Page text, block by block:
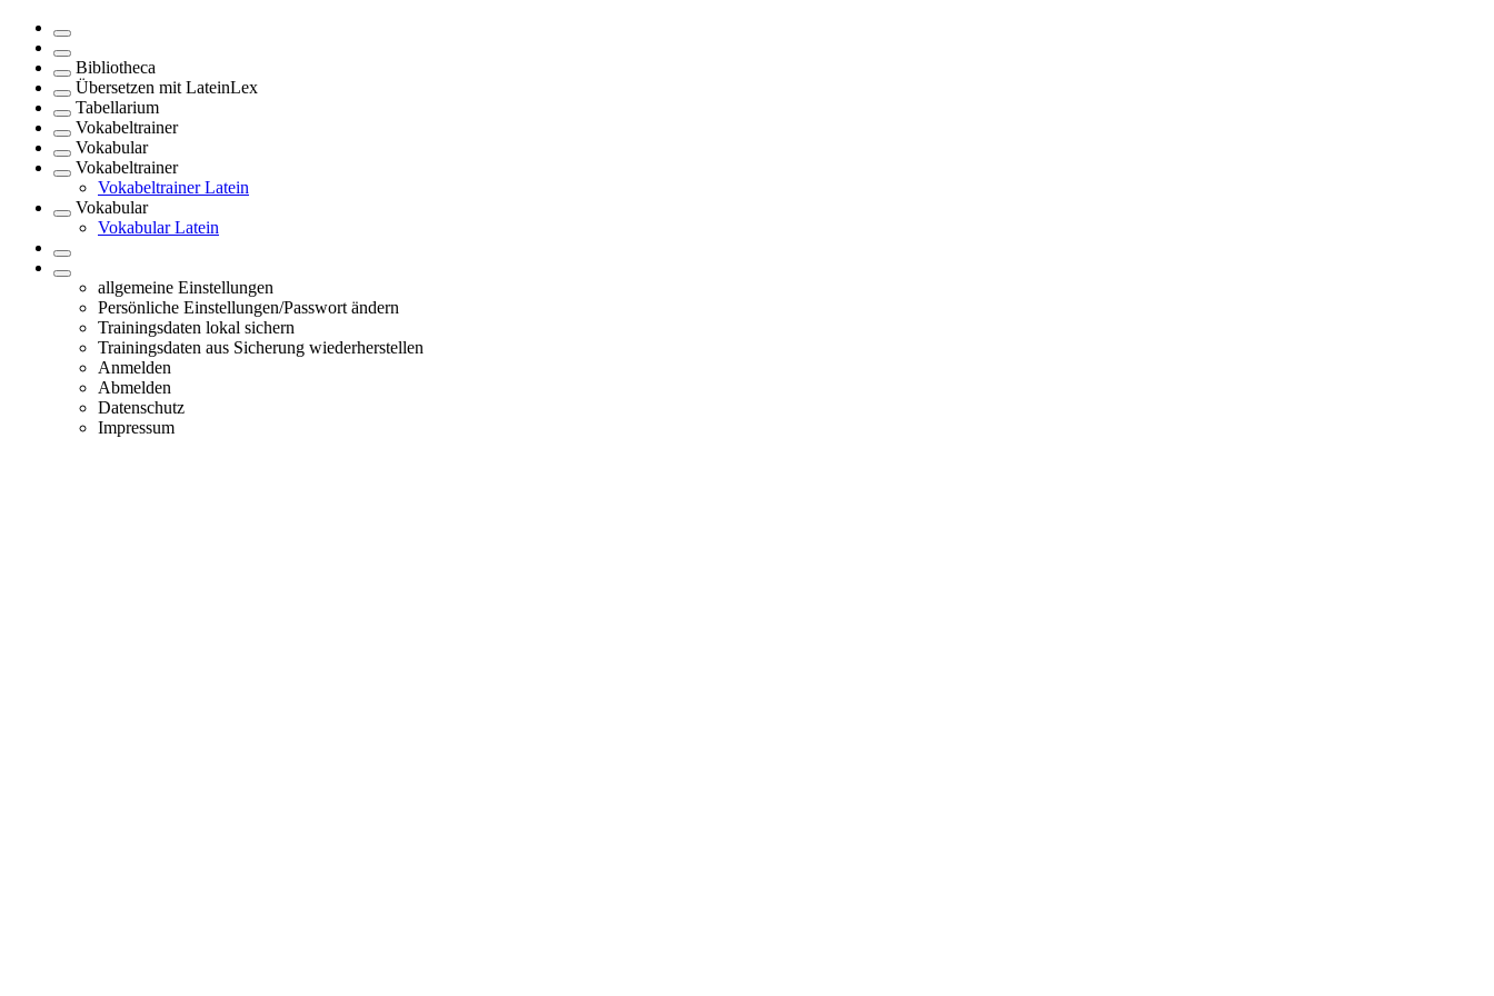
Bibliotheca
Übersetzen mit LateinLex
Tabellarium
Vokabeltrainer
Vokabular
Vokabeltrainer
Vokabeltrainer Latein
Vokabular
Vokabular Latein
allgemeine Einstellungen
Persönliche Einstellungen/Passwort ändern
Trainingsdaten lokal sichern
Trainingsdaten aus Sicherung wiederherstellen
Anmelden
Abmelden
Datenschutz
Impressum